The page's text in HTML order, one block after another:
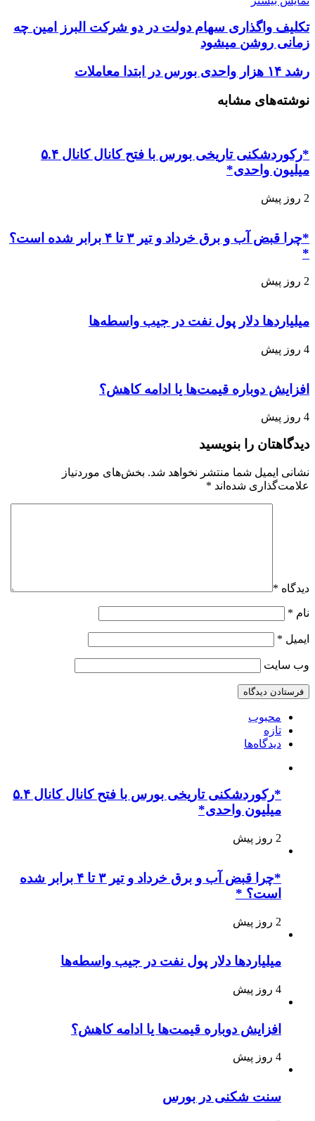
تکلیف واگذاری سهام دولت در دو شرکت البرز امین چه
زمانی روشن میشود
رشد ۱۴ هزار واحدی بورس در ابتدا معاملات
نوشته‌های مشابه
*رکوردشکنی تاریخی بورس با فتح کانال کانال ۵.۴
میلیون واحدی*
2 روز پیش
*چرا قبض آب و برق خرداد و تیر ۳ تا ۴ برابر شده است؟
*
2 روز پیش
میلیاردها دلار پول نفت در جیب واسطه‌ها
4 روز پیش
افزایش دوباره قیمت‌ها یا ادامه کاهش؟
4 روز پیش
دیدگاهتان را بنویسید
نشانی ایمیل شما منتشر نخواهد شد. بخش‌های موردنیاز
علامت‌گذاری شده‌اند *
دیدگاه *
نام *
ایمیل *
وب‌ سایت
محبوب
تازه
دیدگاه‌ها
*رکوردشکنی تاریخی بورس با فتح کانال کانال ۵.۴
میلیون واحدی*
2 روز پیش
*چرا قبض آب و برق خرداد و تیر ۳ تا ۴ برابر شده
است؟ *
2 روز پیش
میلیاردها دلار پول نفت در جیب واسطه‌ها
4 روز پیش
افزایش دوباره قیمت‌ها یا ادامه کاهش؟
4 روز پیش
سنت شکنی در بورس